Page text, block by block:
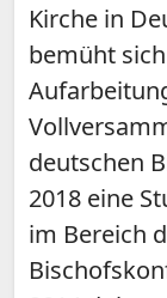
Kirche in
bemüht
deutschen
2018 eine
im Bereich